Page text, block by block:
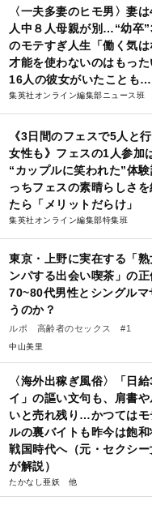
〈一夫多妻のヒモ男〉妻
人中８人母親が別…“幼卒
のモテすぎ人生「働く気
才能を使わないのはもっ
16人の彼女がいたことも…
集英社オンライン編集部ニュース班
《3日間のフェスで5人と
女性も》フェスの1人参加
“カップルに笑われた”体
っちフェスの素晴らしさ
たら「メリットだらけ」
集英社オンライン編集部特集班
東京・上野に実在する「
ンパする出会い喫茶」の
70~80代男性とシングルマ
うのか？
ルポ 高齢者のセックス #1
中山美里
〈海外出稼ぎ風俗〉「日
イ」の謳い文句も、肩書
いと売れ残り…かつてはモ
ルの裏バイトも昨今は飽
戦国時代へ（元・セクシ
が解説）
たかなし亜妖